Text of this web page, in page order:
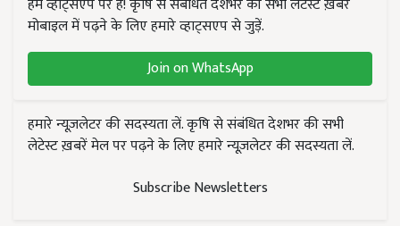
हम व्हाट्सएप पर हैं! कृषि से संबंधित देशभर की सभी लेटेस्ट ख़बरें
मोबाइल में पढ़ने के लिए हमारे व्हाट्सएप से जुड़ें.
Join on WhatsApp
हमारे न्यूज़लेटर की सदस्यता लें. कृषि से संबंधित देशभर की सभी
लेटेस्ट ख़बरें मेल पर पढ़ने के लिए हमारे न्यूज़लेटर की सदस्यता लें.
Subscribe Newsletters